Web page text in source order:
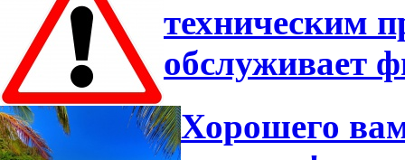
техническим
обслуживает
Хорошего